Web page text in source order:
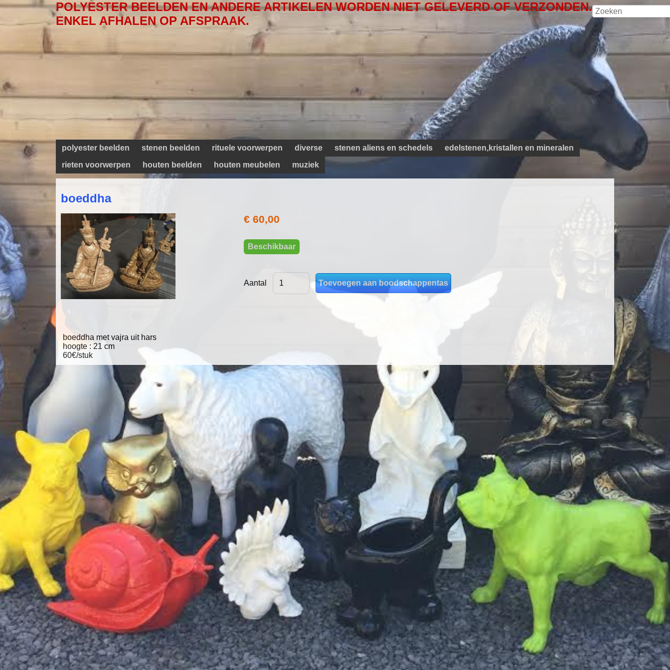
POLYESTER BEELDEN EN ANDERE ARTIKELEN WORDEN NIET GELEVERD OF VERZONDEN.
ENKEL AFHALEN OP AFSPRAAK.
polyester beelden stenen beelden rituele voorwerpen diverse stenen aliens en schedels
edelstenen,kristallen en mineralen
rieten voorwerpen
houten beelden houten meubelen muziek
boeddha
€ 60,00
Beschikbaar
Aantal
boeddha met vajra uit hars
hoogte : 21 cm
60€/stuk